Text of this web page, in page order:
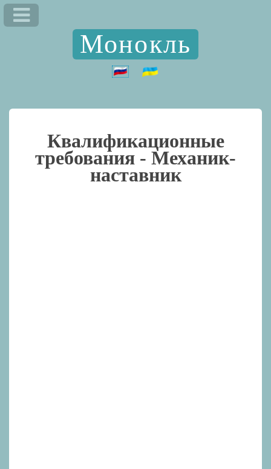
Монокль
Квалификационные
требования - Механик-
наставник